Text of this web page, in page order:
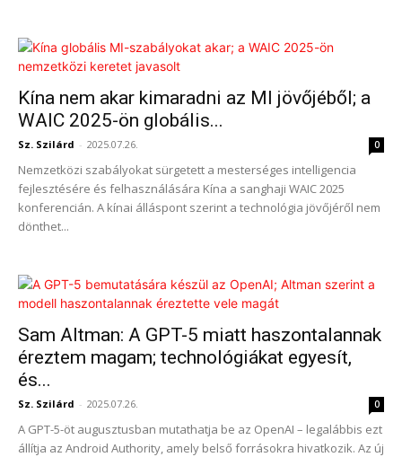
Kína nem akar kimaradni az MI jövőjéből; a
WAIC 2025-ön globális...
Sz. Szilárd - 2025.07.26. 0
Nemzetközi szabályokat sürgetett a mesterséges intelligencia
fejlesztésére és felhasználására Kína a sanghaji WAIC 2025
konferencián. A kínai álláspont szerint a technológia jövőjéről nem
dönthet...
Sam Altman: A GPT-5 miatt haszontalannak
éreztem magam; technológiákat egyesít,
és...
Sz. Szilárd - 2025.07.26. 0
A GPT-5-öt augusztusban mutathatja be az OpenAI – legalábbis ezt
állítja az Android Authority, amely belső forrásokra hivatkozik. Az új